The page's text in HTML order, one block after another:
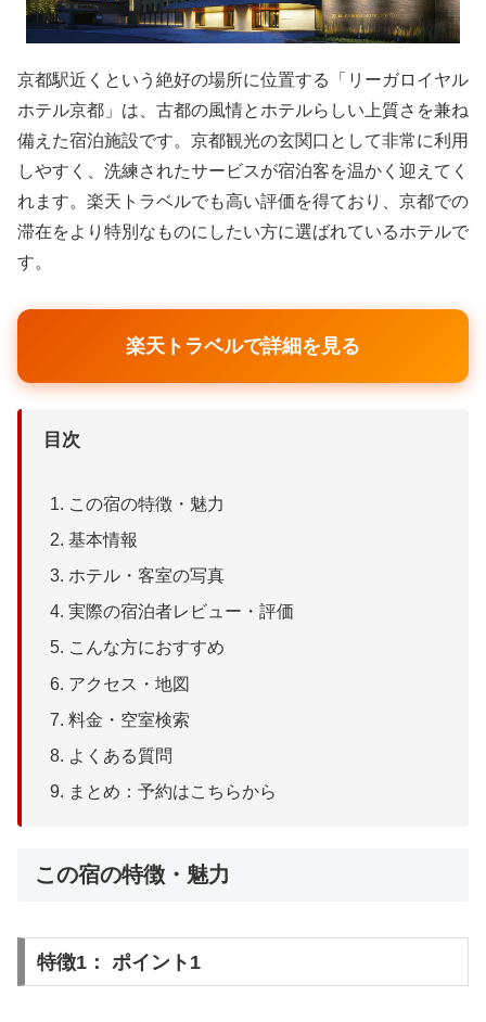
京都駅近くという絶好の場所に位置する「リーガロイヤル
ホテル京都」は、古都の風情とホテルらしい上質さを兼ね
備えた宿泊施設です。京都観光の玄関口として非常に利用
しやすく、洗練されたサービスが宿泊客を温かく迎えてく
れます。楽天トラベルでも高い評価を得ており、京都での
滞在をより特別なものにしたい方に選ばれているホテルで
す。
楽天トラベルで詳細を見る
目次
この宿の特徴・魅力
基本情報
ホテル・客室の写真
実際の宿泊者レビュー・評価
こんな方におすすめ
アクセス・地図
料金・空室検索
よくある質問
まとめ：予約はこちらから
この宿の特徴・魅力
特徴1： ポイント1